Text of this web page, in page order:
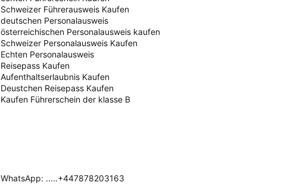
Schweizer Führerausweis Kaufen
deutschen Personalausweis
österreichischen Personalausweis kaufen
Schweizer Personalausweis Kaufen
Echten Personalausweis
Reisepass Kaufen
Aufenthaltserlaubnis Kaufen
Deustchen Reisepass Kaufen
Kaufen Führerschein der klasse B
WhatsApp: .....+447878203163